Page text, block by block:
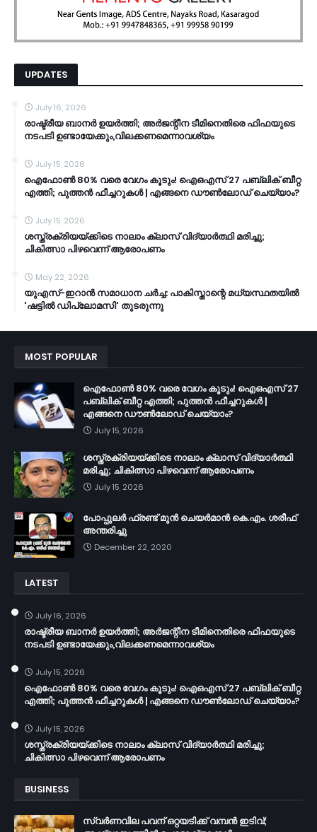
UPDATES
July 16, 2026
രാഷ്ട്രീയ ബാനർ ഉയർത്തി; അർജന്റീന ടീമിനെതിരെ ഫിഫയുടെ
നടപടി ഉണ്ടായേക്കും,വിലക്കണമെന്നാവശ്യം
July 15, 2026
ഐഫോൺ 80% വരെ വേഗം കൂടും! ഐഒഎസ് 27 പബ്ലിക് ബീറ്റ
എത്തി; പുത്തൻ ഫീച്ചറുകൾ | എങ്ങനെ ഡൗൺലോഡ് ചെയ്യാം?
July 15, 2026
ശസ്ത്രക്രിയയ്ക്കിടെ നാലാം ക്ലാസ് വിദ്യാർത്ഥി മരിച്ചു;
ചികിത്സാ പിഴവെന്ന് ആരോപണം
May 22, 2026
യുഎസ്-ഇറാൻ സമാധാന ചർച്ച: പാകിസ്താന്റെ മധ്യസ്ഥതയിൽ
'ഷട്ടിൽ ഡിപ്ലോമസി' തുടരുന്നു
MOST POPULAR
ഐഫോൺ 80% വരെ വേഗം കൂടും! ഐഒഎസ് 27
പബ്ലിക് ബീറ്റ എത്തി; പുത്തൻ ഫീച്ചറുകൾ |
എങ്ങനെ ഡൗൺലോഡ് ചെയ്യാം?
July 15, 2026
ശസ്ത്രക്രിയയ്ക്കിടെ നാലാം ക്ലാസ് വിദ്യാർത്ഥി
മരിച്ചു; ചികിത്സാ പിഴവെന്ന് ആരോപണം
July 15, 2026
പോപ്പുലർ ഫ്രണ്ട്​ മുൻ ചെയർമാൻ കെ.എം. ശരീഫ്​
അന്തരിച്ചു
December 22, 2020
LATEST
July 16, 2026
രാഷ്ട്രീയ ബാനർ ഉയർത്തി; അർജന്റീന ടീമിനെതിരെ ഫിഫയുടെ
നടപടി ഉണ്ടായേക്കും,വിലക്കണമെന്നാവശ്യം
July 15, 2026
ഐഫോൺ 80% വരെ വേഗം കൂടും! ഐഒഎസ് 27 പബ്ലിക് ബീറ്റ
എത്തി; പുത്തൻ ഫീച്ചറുകൾ | എങ്ങനെ ഡൗൺലോഡ് ചെയ്യാം?
July 15, 2026
ശസ്ത്രക്രിയയ്ക്കിടെ നാലാം ക്ലാസ് വിദ്യാർത്ഥി മരിച്ചു;
ചികിത്സാ പിഴവെന്ന് ആരോപണം
BUSINESS
സ്വർണവില പവന് ഒറ്റയടിക്ക് വമ്പൻ ഇടിവ്;